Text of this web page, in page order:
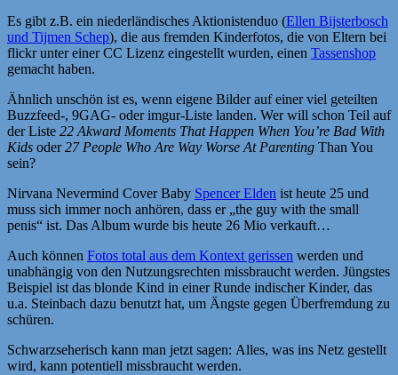
Es gibt z.B. ein niederländisches Aktionistenduo (Ellen Bijsterbosch
und Tijmen Schep), die aus fremden Kinderfotos, die von Eltern bei
flickr unter einer CC Lizenz eingestellt wurden, einen Tassenshop
gemacht haben.
Ähnlich unschön ist es, wenn eigene Bilder auf einer viel geteilten
Buzzfeed-, 9GAG- oder imgur-Liste landen. Wer will schon Teil auf
der Liste 22 Akward Moments That Happen When You’re Bad With
Kids oder27 People Who Are Way Worse At Parenting Than You
sein?
Nirvana Nevermind Cover Baby Spencer Elden ist heute 25 und
muss sich immer noch anhören, dass er „the guy with the small
penis“ ist. Das Album wurde bis heute 26 Mio verkauft…
Auch können Fotos total aus dem Kontext gerissen werden und
unabhängig von den Nutzungsrechten missbraucht werden. Jüngstes
Beispiel ist das blonde Kind in einer Runde indischer Kinder, das
u.a. Steinbach dazu benutzt hat, um Ängste gegen Überfremdung zu
schüren.
Schwarzseherisch kann man jetzt sagen: Alles, was ins Netz gestellt
wird, kann potentiell missbraucht werden.